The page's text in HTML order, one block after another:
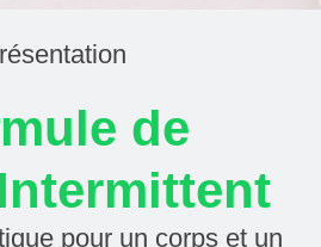
de
pour un corps et un